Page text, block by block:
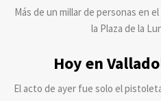
Más de un millar de personas en
la Plaza de la
Hoy en
El acto de ayer fue solo el